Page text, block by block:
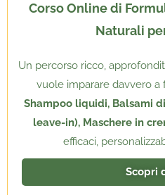
Corso Online di
Naturali
Un percorso ricco,
vuole imparare davvero a
Shampoo liquidi, Balsami
leave-in), Maschere in
efficaci,
Scopri